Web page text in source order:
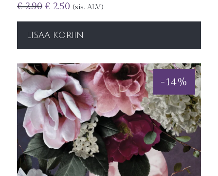
€2.90 € 2.50 (sis. ALV)
LISÄÄ KORIIN
-14%